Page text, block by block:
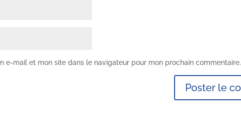
e-mail et mon site dans le navigateur pour mon prochain commentaire.